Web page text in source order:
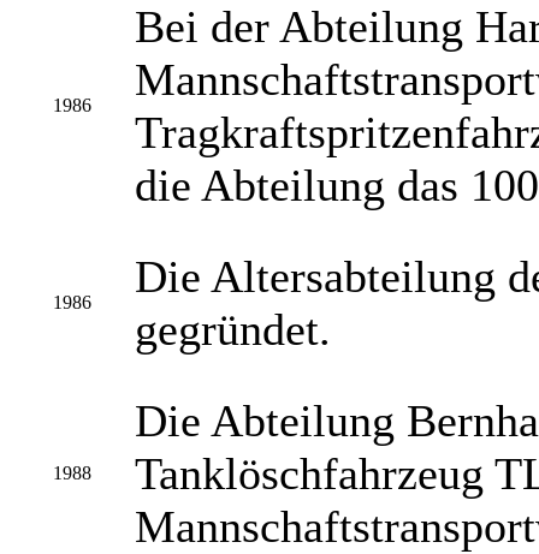
1986
Bei der Abteilung
die Abteilung das
1986
Die Altersabteilung
gegründet.
1988
Die Abteilung
Tanklöschfahrzeug